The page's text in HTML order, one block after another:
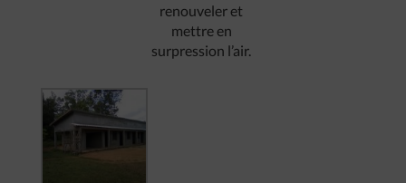
renouveler et
mettre en
surpression l’air.